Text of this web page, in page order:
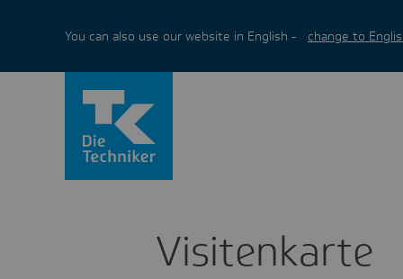
You can also use our website in English - change to
Visi­ten­karte